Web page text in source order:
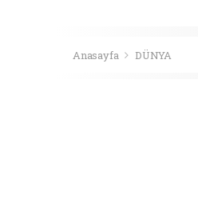
Anasayfa DÜNYA